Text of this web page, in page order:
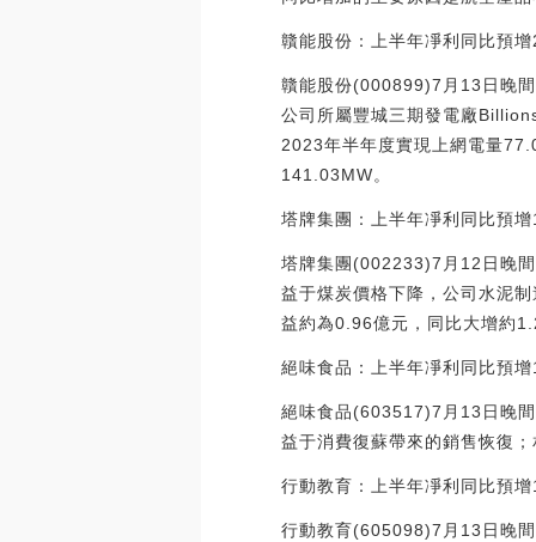
贛能股份：上半年凈利同比預
贛能股份(000899)7月13日晚
公司所屬豐城三期發電廠
2023年半年度實現上網電量
141.03MW。
塔牌集團：上半年凈利同比預
塔牌集團(002233)7月12日晚
益于煤炭價格下降，公司水泥
益約為0.96億元，同比大增約
絕味食品：上半年凈利同比預
絕味食品(603517)7月13日晚
益于消費復蘇帶來的銷售恢復
行動教育：上半年凈利同比預
行動教育(605098)7月13日晚